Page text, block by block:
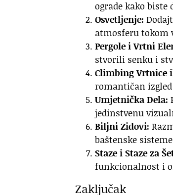
ograde kako biste
Osvetljenje:
atmosferu tokom
Pergole i Vrtni
stvorili senku i
Climbing Vrtnice
romantičan
Umjetnička Dela:
jedinstvenu
Biljni Zidovi:
baštenske
Staze i Staze za
funkcionalnost i
Zaključak